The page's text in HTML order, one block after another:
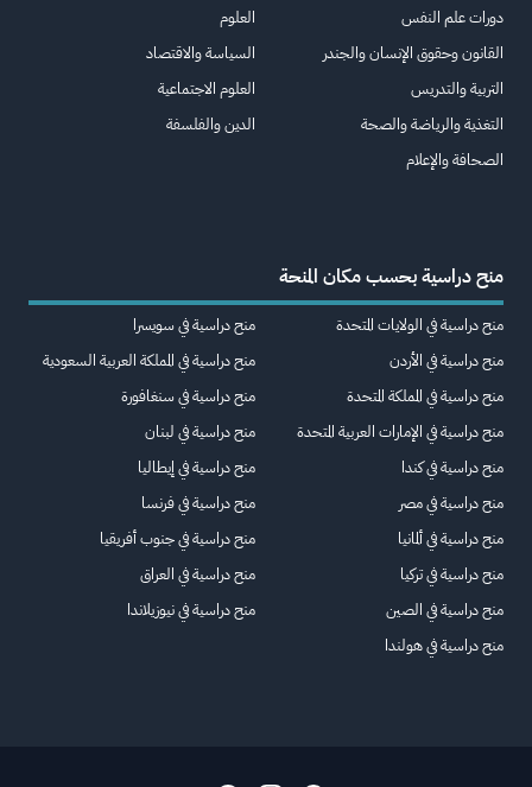
دورات علم النفس
القانون وحقوق الإنسان والجندر
التربية والتدريس
التغذية والرياضة والصحة
الصحافة والإعلام
العلوم
السياسة والاقتصاد
العلوم الاجتماعية
الدين والفلسفة
منح دراسية بحسب مكان المنحة
منح دراسية في الولايات المتحدة
منح دراسية في الأردن
منح دراسية في المملكة المتحدة
منح دراسية في الإمارات العربية المتحدة
منح دراسية في كندا
منح دراسية في مصر
منح دراسية في ألمانيا
منح دراسية في تركيا
منح دراسية في الصين
منح دراسية في هولندا
منح دراسية في سويسرا
منح دراسية في المملكة العربية السعودية
منح دراسية في سنغافورة
منح دراسية في لبنان
منح دراسية في إيطاليا
منح دراسية في فرنسا
منح دراسية في جنوب أفريقيا
منح دراسية في العراق
منح دراسية في نيوزيلاندا